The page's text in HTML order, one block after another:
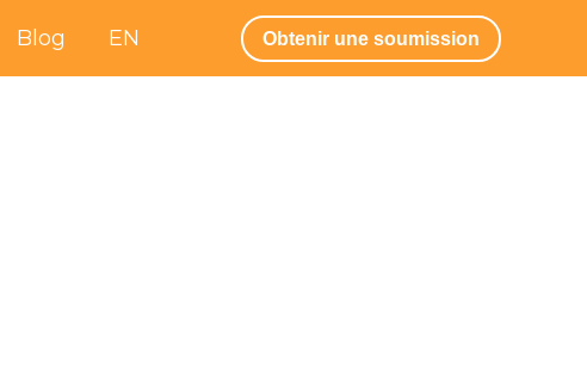
Blog EN Obtenir une soumission